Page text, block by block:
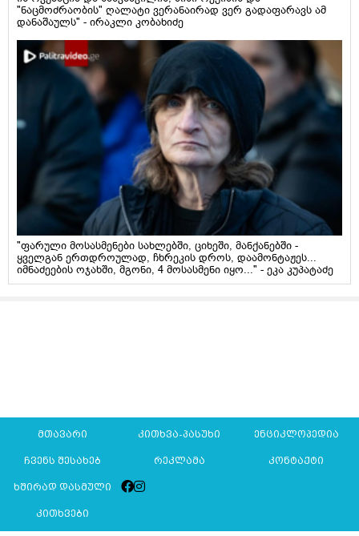
"ნაცმოძრაობის" ღალატი ვერანაირად ვერ გადაფარავს ამ
დანაშაულს" - ირაკლი კობახიძე
"ფარული მოსასმენები სახლებში, ციხეში, მანქანებში -
ყველგან ერთდროულად, ჩხრეკის დროს, დაამონტაჟეს...
იმნაძეების ოჯახში, მგონი, 4 მოსასმენი იყო..." - ეკა კუპატაძე
მთავარი კითხვა-პასუხი ენციკლოპედია
ჩვენს შესახებ რეკლამა კონტაქტი
ხშირად დასმული
კითხვები